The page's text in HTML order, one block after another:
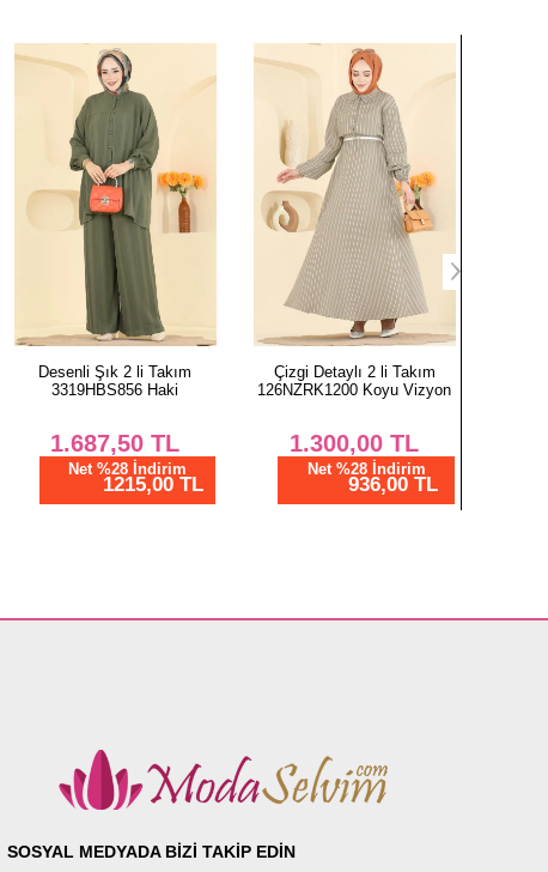
BEDEN ÖLÇÜLERİ (CM)
100
100
100
100
100
100
100
100
Desenli Şık 2 li Takım
3319HBS856 Haki
1.687,50TL
Net %28 İndirim
1215,00 TL
Çizgi Detaylı 2 li Takım
126NZRK1200 Koyu Vizyon
1.300,00TL
Net %28 İndirim
936,00 TL
SOSYAL MEDYADA BİZİ TAKİP EDİN